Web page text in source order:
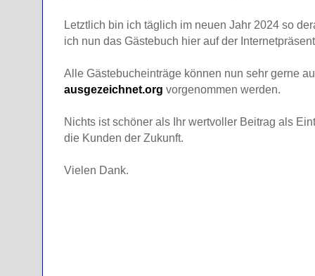
Letztlich bin ich täglich im neuen Jahr 2024 so
ich nun das Gästebuch hier auf der
Alle Gästebucheinträge können nun sehr gerne
ausgezeichnet.org vorgenommen werden.
Nichts ist schöner als Ihr wertvoller Beitrag als
die Kunden der Zukunft.
Vielen Dank.